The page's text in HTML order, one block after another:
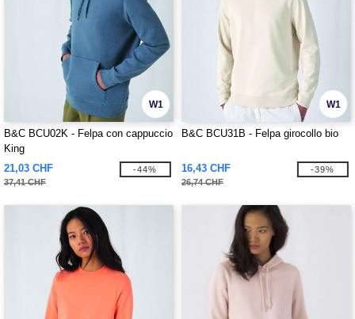
W1
B&C BCU02K - Felpa con cappuccio
King
21,03 CHF
37,41 CHF
-44%
W1
B&C BCU31B - Felpa girocollo bio
16,43 CHF
26,74 CHF
-39%